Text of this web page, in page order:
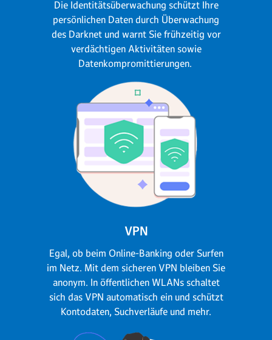
Die Identitätsüberwachung schützt Ihre
persönlichen Daten durch Überwachung
des Darknet und warnt Sie frühzeitig vor
verdächtigen Aktivitäten sowie
Datenkompromittierungen.
VPN
Egal, ob beim Online-Banking oder Surfen
im Netz. Mit dem sicheren VPN bleiben Sie
anonym. In öffentlichen WLANs schaltet
sich das VPN automatisch ein und schützt
Kontodaten, Suchverläufe und mehr.